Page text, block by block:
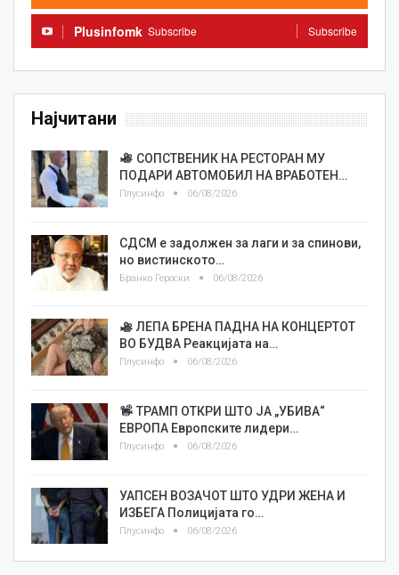
Plusinfomk Subscribe Subscribe
Најчитани
СОПСТВЕНИК НА РЕСТОРАН МУ
ПОДАРИ АВТОМОБИЛ НА ВРАБОТЕН…
Плусинфо 06/08/2026
СДСМ е задолжен за лаги и за спинови,
но вистинското…
Бранко Героски 06/08/2026
ЛЕПА БРЕНА ПАДНА НА КОНЦЕРТОТ
ВО БУДВА Реакцијата на…
Плусинфо 06/08/2026
ТРАМП ОТКРИ ШТО ЈА „УБИВА“
ЕВРОПА Европските лидери…
Плусинфо 06/08/2026
УАПСЕН ВОЗАЧОТ ШТО УДРИ ЖЕНА И
ИЗБЕГА Полицијата го…
Плусинфо 06/08/2026